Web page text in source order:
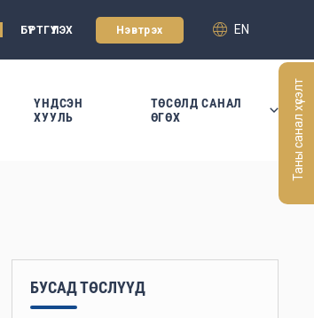
БҮРТГҮҮЛЭХ Нэвтрэх EN
ҮНДСЭН
ХУУЛЬ
ТӨСӨЛД САНАЛ
ӨГӨХ
БУСАД ТӨСЛҮҮД
Таны санал хүсэлт